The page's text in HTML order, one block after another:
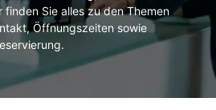
finden Sie alles zu den Themen
Öffnungszeiten sowie